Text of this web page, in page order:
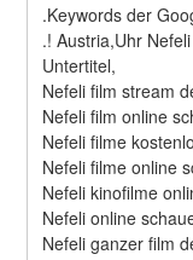
.Keywords der
.! Austria,Uhr
Untertitel,
Nefeli film stream
Nefeli film online
Nefeli filme
Nefeli filme online
Nefeli kinofilme
Nefeli online
Nefeli ganzer film